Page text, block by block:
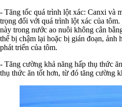
- Tăng tốc quá trình lột xác: Canxi và
trọng đối với quá trình lột xác của
này trong nước ao nuôi không cân
thể bị chậm lại hoặc bị gián đoạn, ảnh
phát triển của tôm.
- Tăng cường khả năng hấp thụ thức
thụ thức ăn tốt hơn, từ đó tăng cường